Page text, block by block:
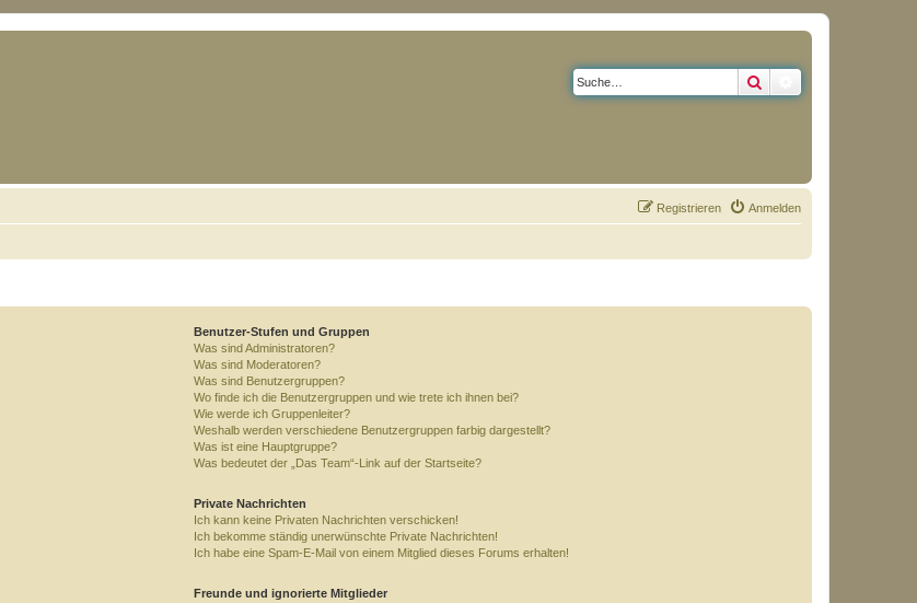
Anmelden
Registrieren
Benutzer-Stufen und Gruppen
Was sind Administratoren?
Was sind Moderatoren?
Was sind Benutzergruppen?
Wo finde ich die Benutzergruppen und wie trete ich ihnen bei?
Wie werde ich Gruppenleiter?
Weshalb werden verschiedene Benutzergruppen farbig dargestellt?
Was ist eine Hauptgruppe?
Was bedeutet der „Das Team“-Link auf der Startseite?
Private Nachrichten
Ich kann keine Privaten Nachrichten verschicken!
Ich bekomme ständig unerwünschte Private Nachrichten!
Ich habe eine Spam-E-Mail von einem Mitglied dieses Forums erhalten!
Freunde und ignorierte Mitglieder